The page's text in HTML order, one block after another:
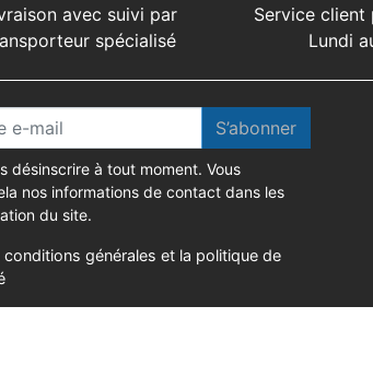
avec suivi par
spécialisé
Service client
Lundi
S’abonner
désinscrire à tout moment. Vous
nos informations de contact dans les
du site.
générales et la politique de